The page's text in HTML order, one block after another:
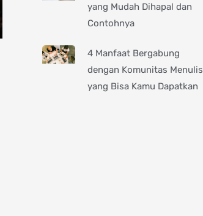
yang Mudah Dihapal dan
Contohnya
4 Manfaat Bergabung
dengan Komunitas Menulis
yang Bisa Kamu Dapatkan